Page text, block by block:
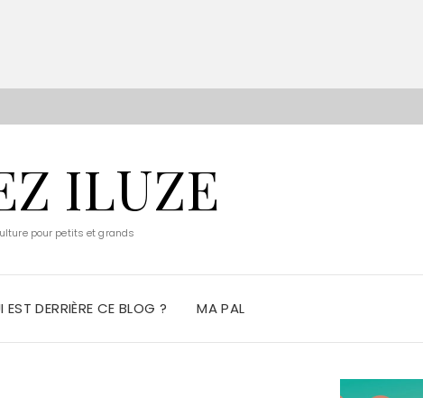
ILUZE
pour petits et grands
EST DERRIÈRE CE BLOG ? MA PAL